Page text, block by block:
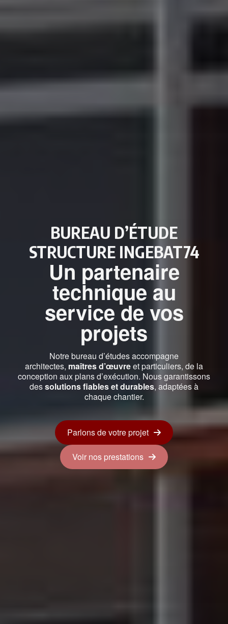
Qui sommes-nous ?
Prestations
Réalisations
Blog
BUREAU D’ÉTUDE
STRUCTURE INGEBAT74
Un partenaire
technique au
service de vos
projets
Notre bureau d’études accompagne
architectes, maîtres d’œuvreet particuliers, de la
conception aux plans d’exécution. Nous garantissons
dessolutions fiables et durables, adaptées à
chaque chantier.
Parlons de votre projet
Voir nos prestations